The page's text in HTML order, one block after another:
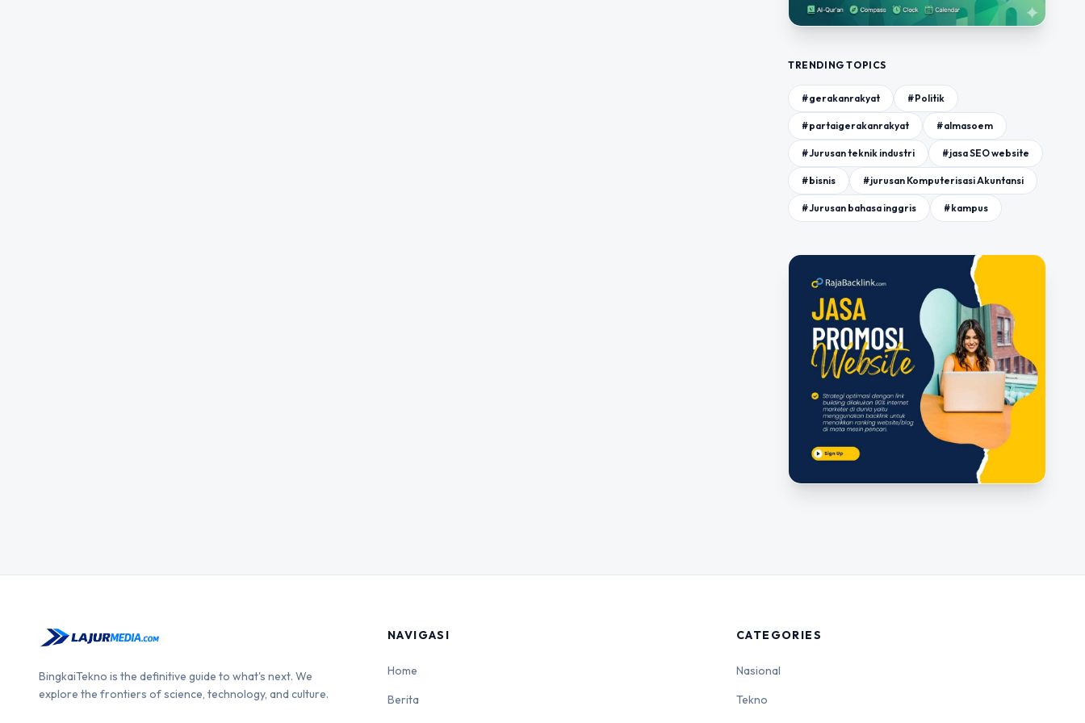
TRENDING TOPICS
#gerakanrakyat #Politik
#partaigerakanrakyat #almasoem
#Jurusan teknik industri #jasa SEO website
#bisnis #jurusan Komputerisasi Akuntansi
#Jurusan bahasa inggris #kampus
BingkaiTekno is the definitive guide to what's next. We
explore the frontiers of science, technology, and culture.
NAVIGASI
Home
Berita
CATEGORIES
Nasional
Tekno